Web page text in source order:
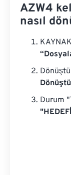
AZW4
nasıl
Durum